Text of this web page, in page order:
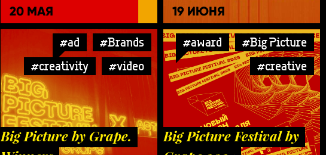
20 МАЯ 19 ИЮНЯ
#ad
#Brands
#creativity
#video
Big Picture by Grape.
#award
#Big Picture
#creative
Big Picture Festival by